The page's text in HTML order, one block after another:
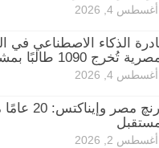
أغسطس 4, 2026
الذكاء الاصطناعي في
تُخرج 1090 طالبًا بمشروعات مبتكرة
أغسطس 4, 2026
أورنچ مصر
أغسطس 2, 2026